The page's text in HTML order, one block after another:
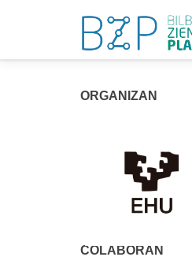
ORGANIZAN
COLABORAN